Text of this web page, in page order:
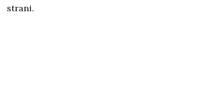
strani.